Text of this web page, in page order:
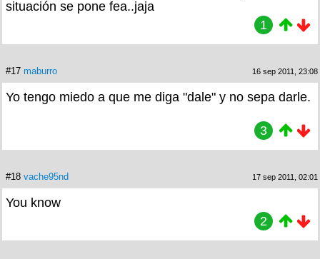
situación se pone fea..jaja
1
#17 maburro 16 sep 2011, 23:08
Yo tengo miedo a que me diga "dale" y no sepa darle.
3
#18 vache95nd 17 sep 2011, 02:01
You know
2